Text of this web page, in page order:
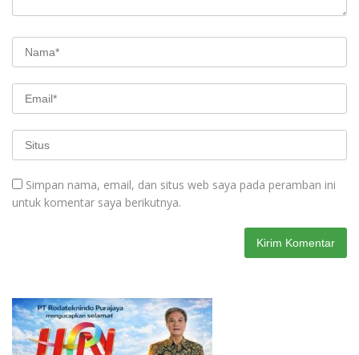
Simpan nama, email, dan situs web saya pada peramban ini
untuk komentar saya berikutnya.